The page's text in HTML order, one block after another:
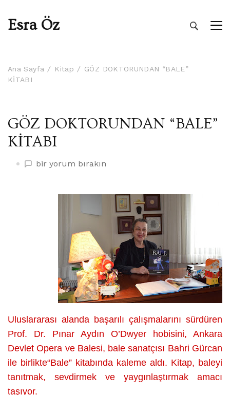
Esra Öz
Ana Sayfa Kitap
GÖZ DOKTORUNDAN “BALE”
KİTABI
GÖZ DOKTORUNDAN “BALE”
KİTABI
GÖZ
bir yorum bırakın
Uluslararası alanda başarılı çalışmalarını sürdüren
Prof. Dr. Pınar Aydın O’Dwyer hobisini, Ankara
Devlet Opera ve Balesi, bale sanatçısı Bahri Gürcan
ile birlikte“Bale” kitabında kaleme aldı. Kitap, baleyi
tanıtmak, sevdirmek ve yaygınlaştırmak amacı
taşıyor.